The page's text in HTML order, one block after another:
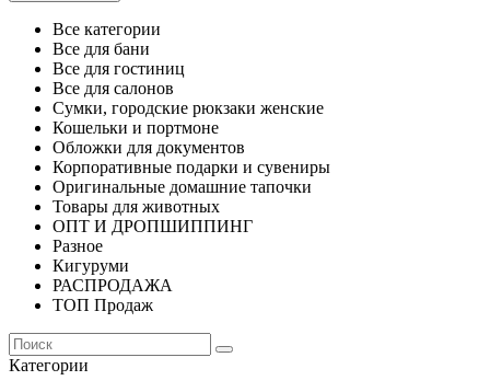
Все категории
Все для бани
Все для гостиниц
Все для салонов
Сумки, городские рюкзаки женские
Кошельки и портмоне
Обложки для документов
Корпоративные подарки и сувениры
Оригинальные домашние тапочки
Товары для животных
ОПТ И ДРОПШИППИНГ
Разное
Кигуруми
РАСПРОДАЖА
ТОП Продаж
Категории